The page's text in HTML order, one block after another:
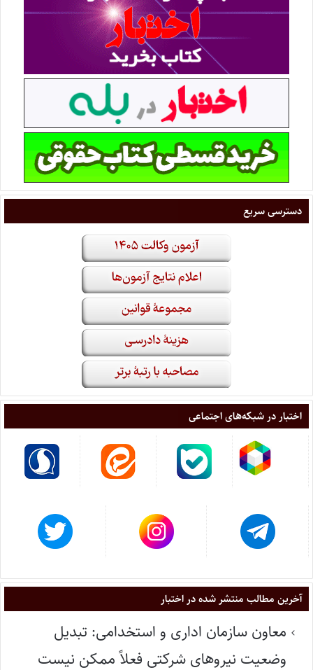
دسترسی سریع
اختبار در شبکه‌های اجتماعی
آخرین مطالب منتشر شده در اختبار
معاون سازمان اداری و استخدامی: تبدیل
وضعیت نیروهای شرکتی فعلاً ممکن نیست